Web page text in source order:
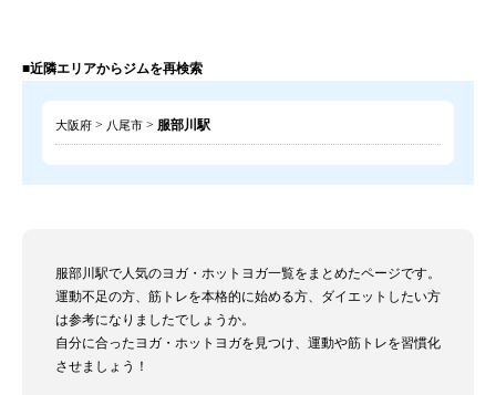
■近隣エリアからジムを再検索
大阪府 > 八尾市 > 服部川駅
服部川駅で人気のヨガ・ホットヨガ一覧をまとめたページです。
運動不足の方、筋トレを本格的に始める方、ダイエットしたい方
は参考になりましたでしょうか。
自分に合ったヨガ・ホットヨガを見つけ、運動や筋トレを習慣化
させましょう！